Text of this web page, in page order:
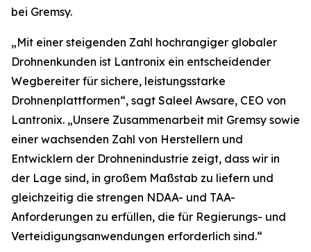
bei Gremsy.
„Mit einer steigenden Zahl hochrangiger globaler
Drohnenkunden ist Lantronix ein entscheidender
Wegbereiter für sichere, leistungsstarke
Drohnenplattformen“, sagt Saleel Awsare, CEO von
Lantronix. „Unsere Zusammenarbeit mit Gremsy sowie
einer wachsenden Zahl von Herstellern und
Entwicklern der Drohnenindustrie zeigt, dass wir in
der Lage sind, in großem Maßstab zu liefern und
gleichzeitig die strengen NDAA- und TAA-
Anforderungen zu erfüllen, die für Regierungs- und
Verteidigungsanwendungen erforderlich sind.“